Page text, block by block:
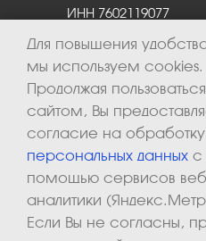
ИНН 7602119077
2026 © ООО «Апекс-
Для повышения
мы используем cookies.
Продолжая пользоваться
сайтом, Вы
согласие на
персональных данных с
помощью сервисов
аналитики
Если Вы не согласны,